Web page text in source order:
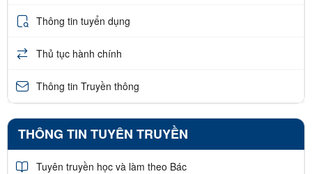
Thông tin tuyển dụng
Thủ tục hành chính
Thông tin Truyền thông
THÔNG TIN TUYÊN TRUYỀN
Tuyên truyền học và làm theo Bác